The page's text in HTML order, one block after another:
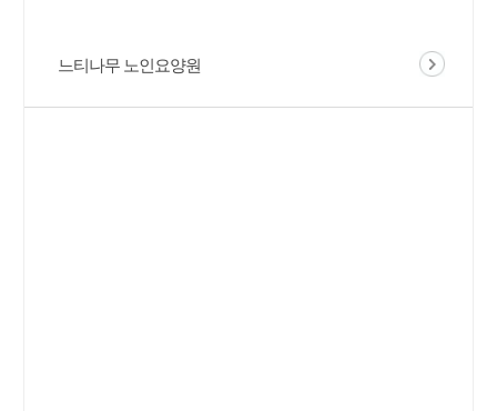
느티나무 노인요양원